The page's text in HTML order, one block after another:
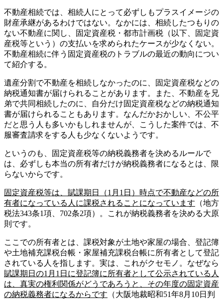
不動産相続では、相続人にとって必ずしもプラスイメージの
財産承継があるわけではない。なかには、相続したつもりの
ない不動産に関し、固定資産税・都市計画税（以下、固定資
産税等という）の支払いを求められたケースが少なくない。
不動産相続に伴う固定資産税のトラブルの最近の動向につい
て紹介する。
遺産分割で不動産を相続しなかったのに、固定資産税などの
納税通知書が届けられることがあります。また、不動産を兄
弟で共同相続したのに、自分だけ固定資産税などの納税通知
書が届けられることもあります。なんだかおかしい、不公平
だと思う人も多いかもしれませんが、こうした案件では、不
服審査請求をする人も少なくないようです。
というのも、固定資産税等の納税義務者を決めるルールで
は、必ずしも本当の所有者だけが納税義務者になるとは、限
らないからです。
固定資産税等は、賦課期日（1月1日）時点で不動産などの所
有者になっている人に課税されることになっています （地方
税法343条1項、702条2項）。これが納税義務者を決める大原
則です。
ここでの所有者とは、課税対象が土地や家屋の場合、登記簿
や土地補充課税台帳・家屋補充課税台帳に所有者として登記
されている人を指します。実は、これがクセモノ。なぜなら
賦課期日の1月1日に登記簿に所有者として公示されている人
は、真実の権利関係がどうであろうと、その年度の固定資産
の納税義務者になるからです （大阪地裁昭和51年8月10日判